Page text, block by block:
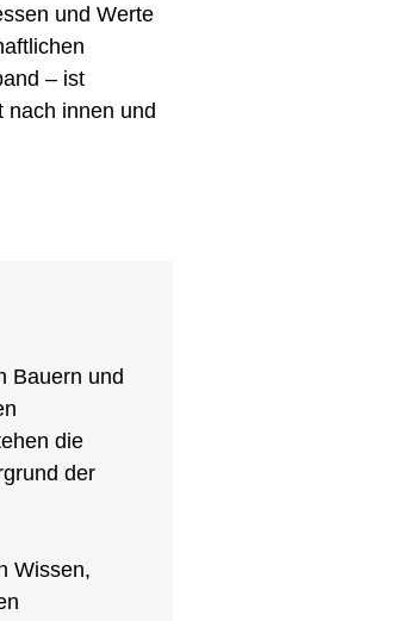
und Werte
– ist
nach innen und
Bauern und
die
der
Wissen,